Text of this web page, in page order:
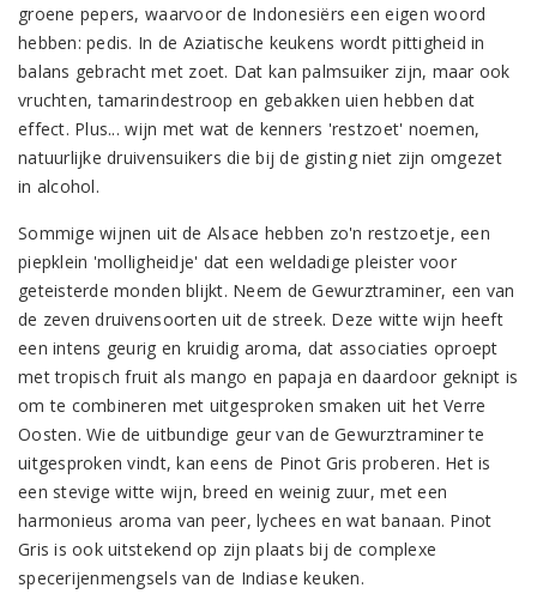
groene pepers, waarvoor de Indonesiërs een eigen woord
hebben: pedis. In de Aziatische keukens wordt pittigheid in
balans gebracht met zoet. Dat kan palmsuiker zijn, maar ook
vruchten, tamarindestroop en gebakken uien hebben dat
effect. Plus... wijn met wat de kenners 'restzoet' noemen,
natuurlijke druivensuikers die bij de gisting niet zijn omgezet
in alcohol.
Sommige wijnen uit de Alsace hebben zo'n restzoetje, een
piepklein 'molligheidje' dat een weldadige pleister voor
geteisterde monden blijkt. Neem de Gewurztraminer, een van
de zeven druivensoorten uit de streek. Deze witte wijn heeft
een intens geurig en kruidig aroma, dat associaties oproept
met tropisch fruit als mango en papaja en daardoor geknipt is
om te combineren met uitgesproken smaken uit het Verre
Oosten. Wie de uitbundige geur van de Gewurztraminer te
uitgesproken vindt, kan eens de Pinot Gris proberen. Het is
een stevige witte wijn, breed en weinig zuur, met een
harmonieus aroma van peer, lychees en wat banaan. Pinot
Gris is ook uitstekend op zijn plaats bij de complexe
specerijenmengsels van de Indiase keuken.